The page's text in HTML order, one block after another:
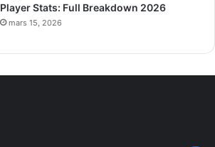
Player Stats: Full Breakdown 2026
mars 15, 2026